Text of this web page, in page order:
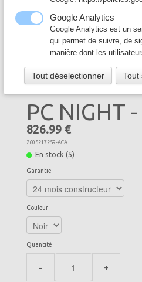
Câble & Connecteur
Logiciel & Papier▼
PC NIGHT
826.99 €
2605217259-ACA
En stock (5)
Garantie
Couleur
Quantité
− +
Google Analytics
Google Analytics est un
qui permet de suivre, de
manière dont les
meilleurs services.
Google Ad
Notre site Web utilise
contenu publicitaire. En
règles de confidentialité de
https://
Tout déselectionner Tout